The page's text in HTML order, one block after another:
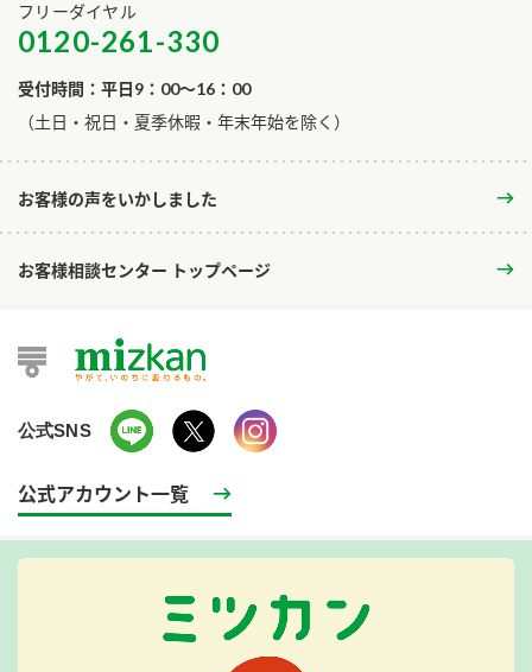
フリーダイヤル
0120-261-330
受付時間：平日9：00～16：00
​（土日・祝日・夏季休暇・年末年始を除く）
お客様の声をいかしました
お客様相談センター トップページ
公式SNS
公式アカウント一覧